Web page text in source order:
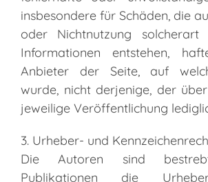
insbesondere für Schäden, die
oder Nichtnutzung solcherart
Informationen entstehen,
Anbieter der Seite, auf
wurde, nicht derjenige, der
jeweilige Veröffentlichung
3. Urheber- und
Die Autoren sind
Publikationen die